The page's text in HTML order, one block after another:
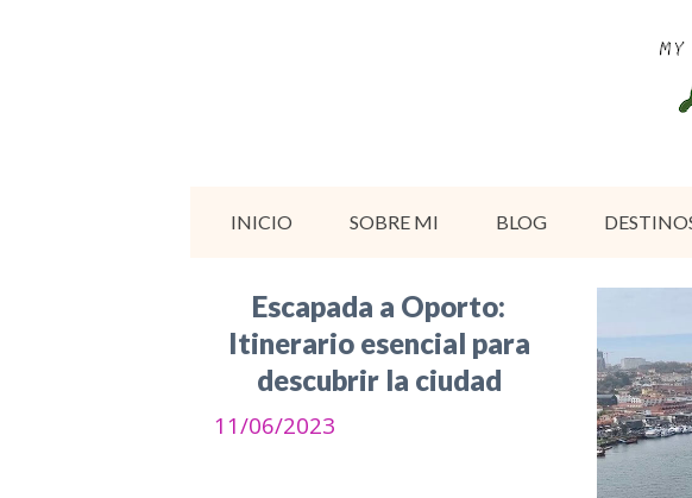
INICIO SOBRE MI BLOG
Escapada a Oporto:
Itinerario esencial para
descubrir la ciudad
11/06/2023